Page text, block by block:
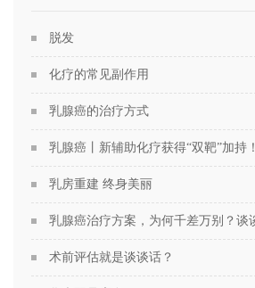
脱发
化疗的常见副作用
乳腺癌的治疗方式
乳腺癌丨新辅助化疗获得“双靶”加持！
乳房重建 终身美丽
术前评估就是谈谈话？